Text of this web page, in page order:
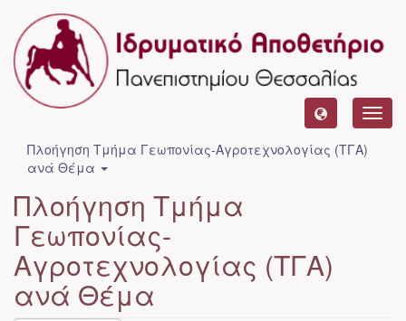
Πλοήγηση Τμήμα Γεωπονίας-Αγροτεχνολογίας (ΤΓΑ)
ανά Θέμα
Πλοήγηση Τμήμα
Γεωπονίας-
Αγροτεχνολογίας (ΤΓΑ)
ανά Θέμα